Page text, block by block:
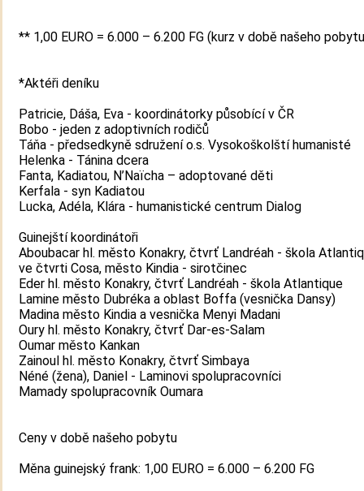
** 1,00 EURO = 6.000 – 6.200 FG (kurz v době našeho
*Aktéři deníku
Patricie, Dáša, Eva - koordinátorky působící v ČR
Bobo - jeden z adoptivních rodičů
Táňa - předsedkyně sdružení o.s. Vysokoškolští humanisté
Helenka - Tánina dcera
Fanta, Kadiatou, N’Naïcha – adoptované děti
Kerfala - syn Kadiatou
Lucka, Adéla, Klára - humanistické centrum Dialog
Guinejští koordinátoři
Aboubacar hl. město Konakry, čtvrť Landréah - škola
ve čtvrti Cosa, město Kindia - sirotčinec
Eder hl. město Konakry, čtvrť Landréah - škola Atlantique
Lamine město Dubréka a oblast Boffa (vesnička Dansy)
Madina město Kindia a vesnička Menyi Madani
Oury hl. město Konakry, čtvrť Dar-es-Salam
Oumar město Kankan
Zainoul hl. město Konakry, čtvrť Simbaya
Néné (žena), Daniel - Laminovi spolupracovníci
Mamady spolupracovník Oumara
Ceny v době našeho pobytu
Měna guinejský frank: 1,00 EURO = 6.000 – 6.200 FG